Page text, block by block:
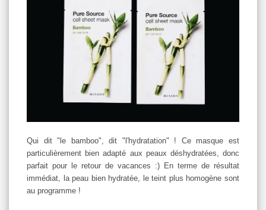
Qui dit "le bamboo", dit "l'hydratation" ! Ce masque est
particulièrement bien adapté aux peaux déshydratées, donc
parfait pour le retour de vacances :) En terme de résultat
immédiat, la peau bien hydratée, le teint plus homogène sont
au programme !